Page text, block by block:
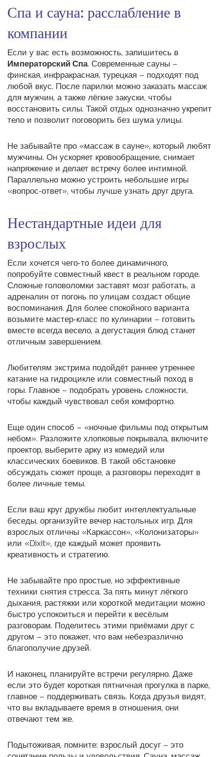
Спа и сауна: расслабление в
компании
Если у вас есть возможность, запишитесь в
Императорский Спа. Современные сауны –
финская, инфракрасная, турецкая – подходят под
любой вкус. После парилки можно заказать массаж
для мужчин, а также лёгкие закуски, чтобы
восстановить силы. Такой отдых однозначно укрепит
тело и позволит поговорить без шума улицы.
Не забывайте про «массаж в сауне», который любят
мужчины. Он ускоряет кровообращение, снимает
напряжение и делает встречу более интимной.
Параллельно можно устроить небольшие игры
«вопрос‑ответ», чтобы лучше узнать друг друга.
Нестандартные идеи для
взрослых
Если хочется чего‑то более динамичного,
попробуйте совместный квест в реальном городе.
Сложные головоломки заставят мозг работать, а
адреналин от погонь по улицам создаст общие
воспоминания. Для более спокойного варианта
возьмите мастер‑класс по кулинарии – готовить
вместе всегда весело, а дегустация блюд станет
отличным завершением.
Любителям экстрима подойдёт раннее утреннее
катание на гидроцикле или совместный поход в
горы. Главное – подобрать уровень сложности,
чтобы каждый чувствовал себя комфортно.
Еще один способ – «ночные фильмы под открытым
небом». Разложите хлопковые покрывала, включите
проектор, выберите арку из комедий или
классических боевиков. В такой обстановке
обсуждать сюжет проще, а разговоры переходят в
более личные темы.
Если ваш круг дружбы любит интеллектуальные
беседы, организуйте вечер настольных игр. Для
взрослых отличны «Каркассон», «Колонизаторы»
или «Dixit», где каждый может проявить
креативность и стратегию.
Не забывайте про простые, но эффективные
техники снятия стресса. За пять минут лёгкого
дыхания, растяжки или короткой медитации можно
быстро успокоиться и перейти к весёлым
разговорам. Поделитесь этими приёмами друг с
другом – это покажет, что вам небезразлично
благополучие друзей.
И наконец, планируйте встречи регулярно. Даже
если это будет короткая пятничная прогулка в парке,
главное – поддерживать связь. Когда друзья видят,
что вы вкладываете время в отношения, они
отвечают тем же.
Подытоживая, помните: взрослый досуг – это